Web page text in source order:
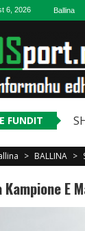
6, 2026 Ballina
FUNDIT
> BALLINA >
Kampione E